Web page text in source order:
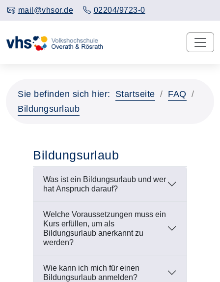
mail@vhsor.de 02204/9723-0
Sie befinden sich hier: Startseite
FAQ
Bildungsurlaub
Bildungsurlaub
Was ist ein Bildungsurlaub und wer
hat Anspruch darauf?
Welche Voraussetzungen muss ein
Kurs erfüllen, um als
Bildungsurlaub anerkannt zu
werden?
Wie kann ich mich für einen
Bildungsurlaub anmelden?